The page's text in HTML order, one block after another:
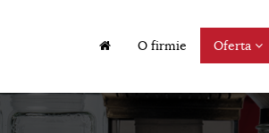
O firmie Oferta